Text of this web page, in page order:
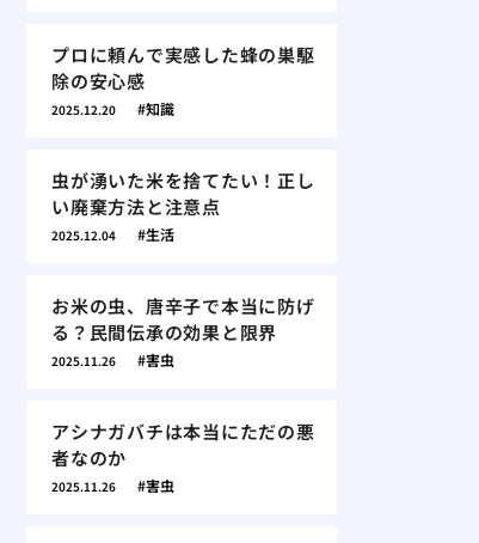
プロに頼んで実感した蜂の巣駆
除の安心感
2025.12.20 知識
虫が湧いた米を捨てたい！正し
い廃棄方法と注意点
2025.12.04 生活
お米の虫、唐辛子で本当に防げ
る？民間伝承の効果と限界
2025.11.26 害虫
アシナガバチは本当にただの悪
者なのか
2025.11.26 害虫